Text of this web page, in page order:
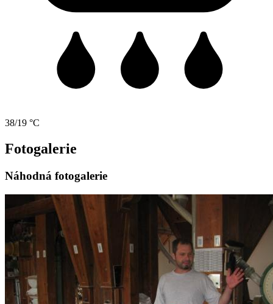
38/19 °C
Fotogalerie
Náhodná fotogalerie